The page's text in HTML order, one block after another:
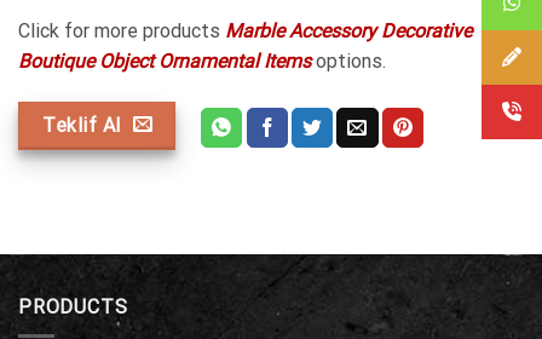
Click for more products Marble Accessory Decorative
Boutique Object Ornamental Itemsoptions.
Teklif Al
PRODUCTS